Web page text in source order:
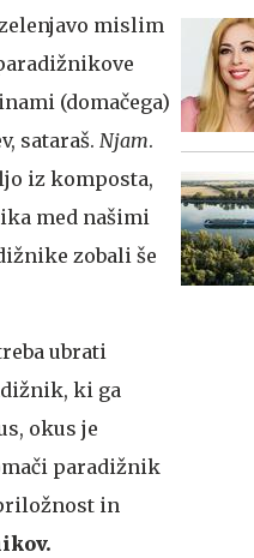
mislim
(domačega)
sataraš. Njam.
iz komposta,
med našimi
zobali še
ubrati
ki ga
okus je
paradižnik
in